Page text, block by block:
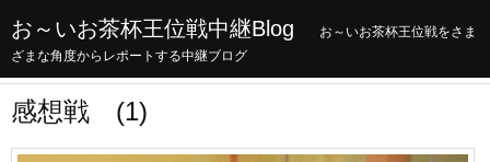
お～いお茶杯王位戦中継Blog
お～いお茶杯王位戦をさま
ざまな角度からレポートする中継ブログ
感想戦 (1)